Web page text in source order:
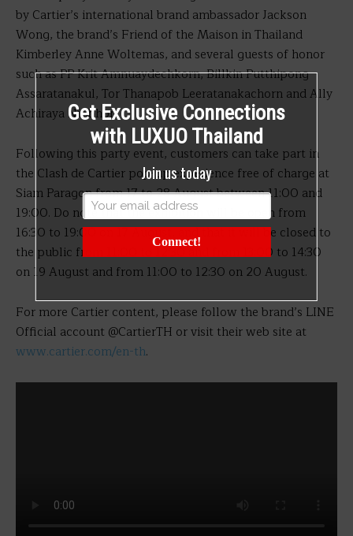
by Cartier’s international brand ambassador Jackson
Wong, the brand’s Friend of the Maison in Thailand
Kimberley Anne Woltemas, and several guests of honor
such as PP Krit Amnuaydechkorn, Billkin Putthipong
Assaratanakul, Tor Thanapob Leeratanakachorn and Ally
Achiraya Nitibhon.
Following this party event, customers can take part in
the Clash de Cartier pop-up experience free of charge at
Siam Paragon from 17 to 28 August between 11:00 and
19:00. Do note that the exhibition will be open from
16:30 to 19:00 on 17 August, and that it will be closed to
the public from 11:00 to 12:30 and from 13:00 to 14:30
on 19 August and from 11:00 to 12:30 on 20 August.
For more Cartier content, please follow the brand’s LINE
Official account @CartierTH or visit their web site at
www.cartier.com/en-th.
Get Exclusive Connections
with LUXUO Thailand
Join us today
Connect!